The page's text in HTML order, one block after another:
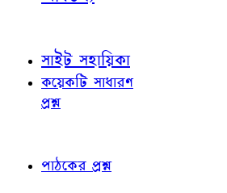
সাইট সহায়িকা
কয়েকটি সাধারণ
প্রশ্ন
পাঠকের প্রশ্ন